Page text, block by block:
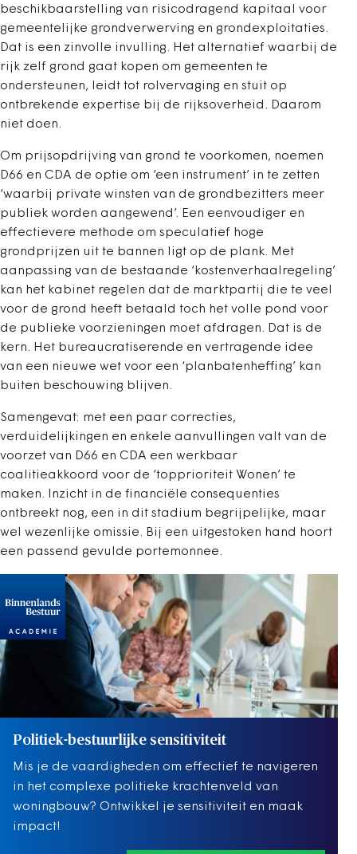
beschikbaarstelling van risicodragend kapitaal voor
gemeentelijke grondverwerving en grondexploitaties.
Dat is een zinvolle invulling. Het alternatief waarbij de
rijk zelf grond gaat kopen om gemeenten te
ondersteunen, leidt tot rolvervaging en stuit op
ontbrekende expertise bij de rijksoverheid. Daarom
niet doen.
Om prijsopdrijving van grond te voorkomen, noemen
D66 en CDA de optie om ‘een instrument’ in te zetten
‘waarbij private winsten van de grondbezitters meer
publiek worden aangewend’. Een eenvoudiger en
effectievere methode om speculatief hoge
grondprijzen uit te bannen ligt op de plank. Met
aanpassing van de bestaande ‘kostenverhaalregeling’
kan het kabinet regelen dat de marktpartij die te veel
voor de grond heeft betaald toch het volle pond voor
de publieke voorzieningen moet afdragen. Dat is de
kern. Het bureaucratiserende en vertragende idee
van een nieuwe wet voor een ‘planbatenheffing’ kan
buiten beschouwing blijven.
Samengevat: met een paar correcties,
verduidelijkingen en enkele aanvullingen valt van de
voorzet van D66 en CDA een werkbaar
coalitieakkoord voor de ‘topprioriteit Wonen’ te
maken. Inzicht in de financiële consequenties
ontbreekt nog, een in dit stadium begrijpelijke, maar
wel wezenlijke omissie. Bij een uitgestoken hand hoort
een passend gevulde portemonnee.
Politiek-bestuurlijke sensitiviteit
Mis je de vaardigheden om effectief te navigeren
in het complexe politieke krachtenveld van
woningbouw? Ontwikkel je sensitiviteit en maak
impact!